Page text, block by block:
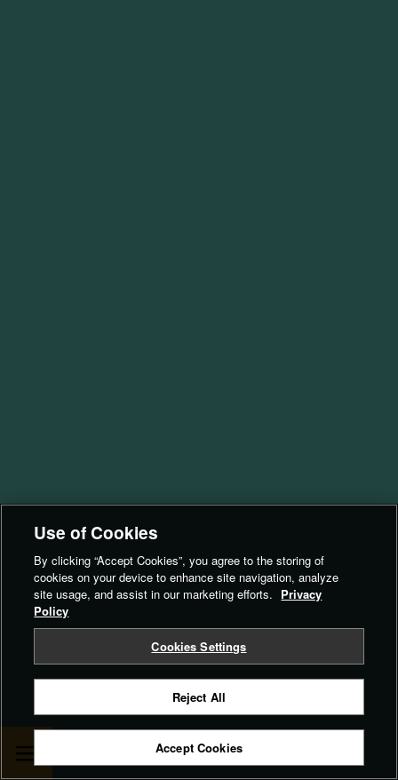
Use of Cookies
By clicking “Accept Cookies”, you agree to the storing of
cookies on your device to enhance site navigation, analyze
site usage, and assist in our marketing efforts. Privacy
Policy
Cookies Settings
Reject All
Accept Cookies